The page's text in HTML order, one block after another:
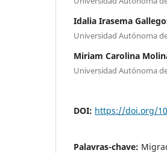
Idalia Irasema
Universidad Autónoma
Miriam Carolina
Universidad Autónoma
DOI: https://doi.org/
Palavras-chave: